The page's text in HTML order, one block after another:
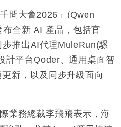
問大會2026」(Qwen
全新 AI 產品，包括官
步推出AI代理MuleRun(騾
計平台Qoder、通用桌面智
新，以及同步升級面向
業務總裁李飛飛表示，海